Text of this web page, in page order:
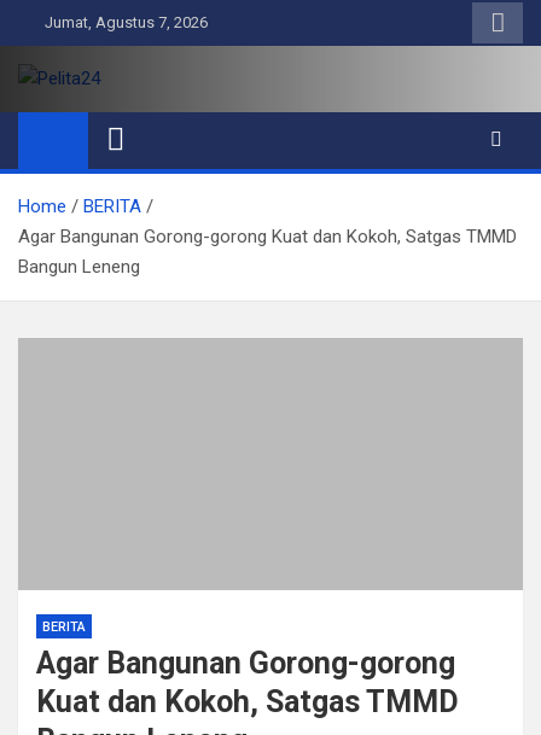
to
content
Jumat, Agustus 7, 2026
Pelita24
Aktual, Mendalam dan Terpercaya
Home
BERITA
Agar Bangunan Gorong-gorong Kuat dan Kokoh, Satgas TMMD
Bangun Leneng
BERITA
Agar Bangunan Gorong-gorong
Kuat dan Kokoh, Satgas TMMD